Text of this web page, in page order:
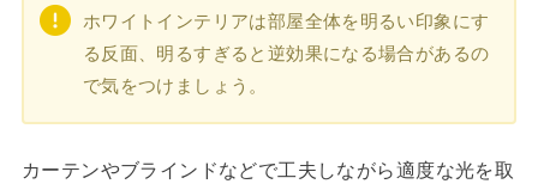
ホワイトインテリアは部屋全体を明るい印象にす
る反面、明るすぎると逆効果になる場合があるの
で気をつけましょう。
カーテンやブラインドなどで工夫しながら適度な光を取